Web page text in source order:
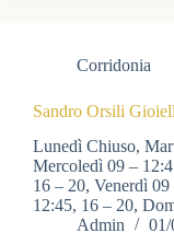
Corridonia
Sandro Orsili
Lunedì Chiuso,
Mercoledì 09 –
16 – 20, Venerdì
12:45, 16 – 20,
Admin
01/